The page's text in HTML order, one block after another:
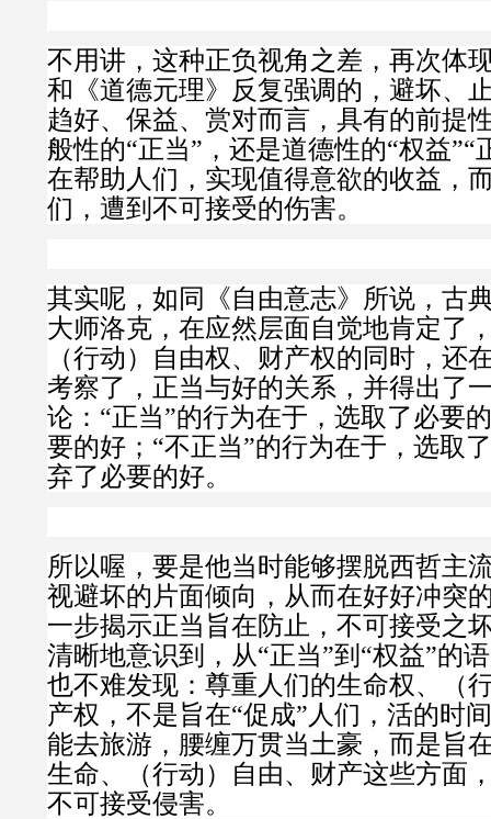
不用讲，这种正负视角之差，再次体
和《道德元理》反复强调的， 避坏、
趋好、保益、赏对而言，具有的前提
般性的“正当”，还是道德性的“权益”“
在帮助人们，实现值得意欲的收益，
们，遭到不可接受的伤害。
其实呢，如同《自由意志》所说，古
大师洛克，在应然层面自觉地肯定了
（行动）自由权、财产权的同时，还
考察了，正当与好的关系，并得出了
论： “正当”的行为在于，选取了必要
要的好；“不正当”的行为在于，选取
弃了必要的好。
所以喔，要是他当时能够摆脱西哲主
视避坏的片面倾向，从而在好好冲突
一步揭示正当旨在防止，不可接受之
清晰地意识到，从“正当”到“权益”的
也不难发现： 尊重人们的生命权、（
产权，不是旨在“促成”人们，活的时
能去旅游，腰缠万贯当土豪，而是旨
生命、（行动）自由、财产这些方面
不可接受侵害。